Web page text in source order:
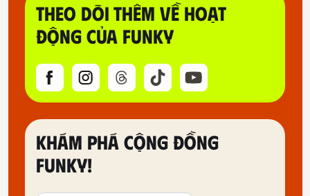
THEO DÕI THÊM VỀ HOẠT
ĐỘNG CỦA FUNKY
KHÁM PHÁ CỘNG ĐỒNG
FUNKY!